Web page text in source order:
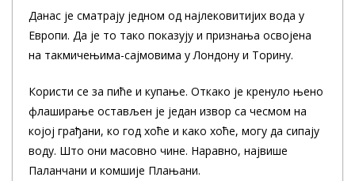
Данас је сматрају једном од најлековитијих вода у
Европи. Да је то тако показују и признања освојена
на такмичењима-сајмовима у Лондону и Торину.
Користи се за пиће и купање. Откако је кренуло њено
флаширање остављен је један извор са чесмом на
којој грађани, ко год хоће и како хоће, могу да сипају
воду. Што они масовно чине. Наравно, највише
Паланчани и комшије Плањани.